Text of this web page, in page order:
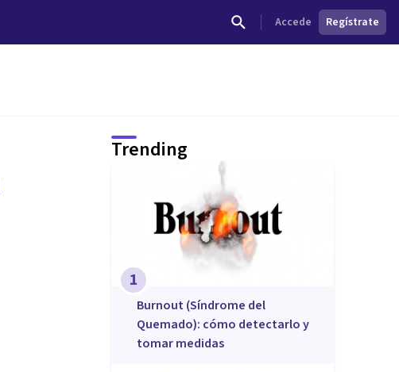
Accede Regístrate
Trending
1
Burnout (Síndrome del
Quemado): cómo detectarlo y
tomar medidas